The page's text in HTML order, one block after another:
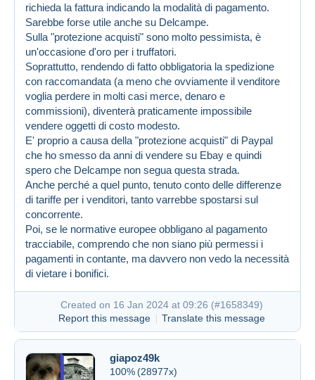
Created on 16 Jan 2024 at 07:58
richieda la fattura indicando la modalità di pagamento.
Sarebbe forse utile anche su Delcampe.
Sulla "protezione acquisti" sono molto pessimista, è
un'occasione d'oro per i truffatori.
Soprattutto, rendendo di fatto obbligatoria la spedizione
con raccomandata (a meno che ovviamente il venditore
voglia perdere in molti casi merce, denaro e
commissioni), diventerà praticamente impossibile
vendere oggetti di costo modesto.
E' proprio a causa della "protezione acquisti" di Paypal
che ho smesso da anni di vendere su Ebay e quindi
spero che Delcampe non segua questa strada.
Anche perché a quel punto, tenuto conto delle differenze
di tariffe per i venditori, tanto varrebbe spostarsi sul
concorrente.
Poi, se le normative europee obbligano al pagamento
tracciabile, comprendo che non siano più permessi i
pagamenti in contante, ma davvero non vedo la necessità
di vietare i bonifici.
Created on 16 Jan 2024 at 09:26 (#1658349)
Report this message
Translate this message
giapoz49k
100% (28977x)